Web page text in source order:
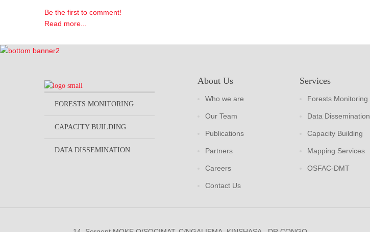
Be the first to comment!
Read more...
FORESTS MONITORING
CAPACITY BUILDING
DATA DISSEMINATION
About Us
Who we are
Our Team
Publications
Partners
Careers
Contact Us
Services
Forests Monitoring
Data Dissemination
Capacity Building
Mapping Services
OSFAC-DMT